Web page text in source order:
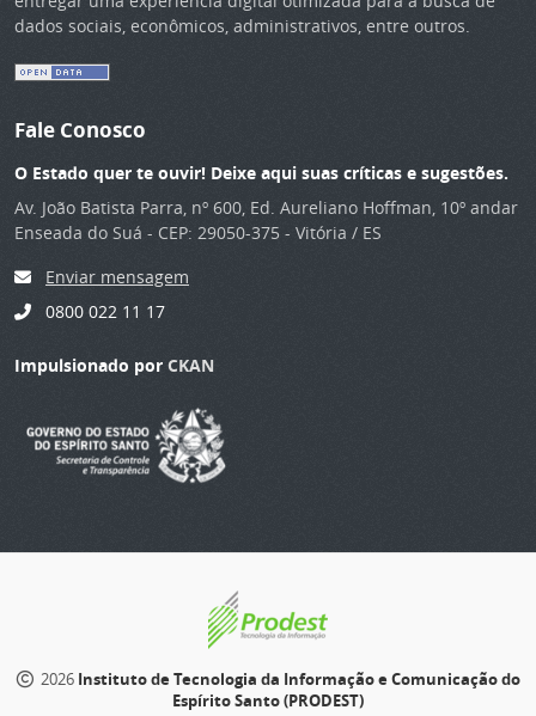
dados sociais, econômicos, administrativos, entre outros.
Fale Conosco
O Estado quer te ouvir! Deixe aqui suas críticas e sugestões.
Av. João Batista Parra, nº 600, Ed. Aureliano Hoffman, 10º andar
Enseada do Suá - CEP: 29050-375 - Vitória / ES
Enviar mensagem
0800 022 11 17
Impulsionado por CKAN
2026 Instituto de Tecnologia da Informação e Comunicação do
Espírito Santo (PRODEST)